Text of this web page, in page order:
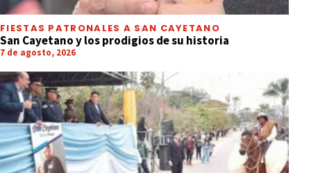
FIESTAS PATRONALES A SAN CAYETANO
San Cayetano y los prodigios de su historia
7 de agosto, 2026